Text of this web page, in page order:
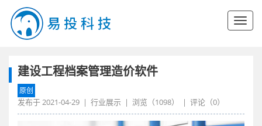
建设工程档案管理造价软件
原创
发布于2021-04-29 | 行业展示 | 浏览（1098） | 评论（0）